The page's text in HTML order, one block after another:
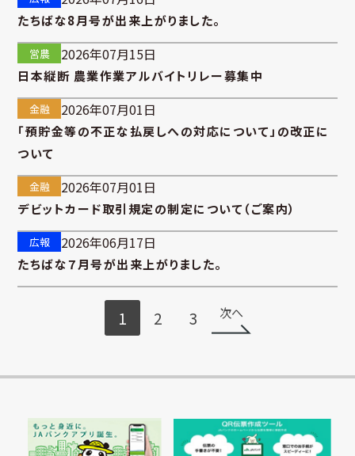
たちばな8月号が出来上がりました。
2026年07月15日
営農
日本縦断 農業作業アルバイトリレー募集中
2026年07月01日
金融
「預貯金等の不正な払戻しへの対応について」の改正に
ついて
2026年07月01日
金融
デビットカード取引規定の制定について（ご案内）
2026年06月17日
広報
たちばな７月号が出来上がりました。
1 2 3 次へ